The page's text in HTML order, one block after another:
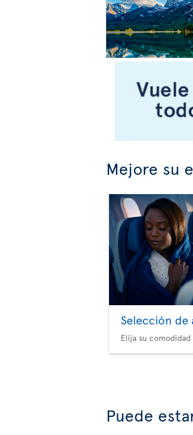
Mejore su
Selección de
Elija su comodidad
Puede